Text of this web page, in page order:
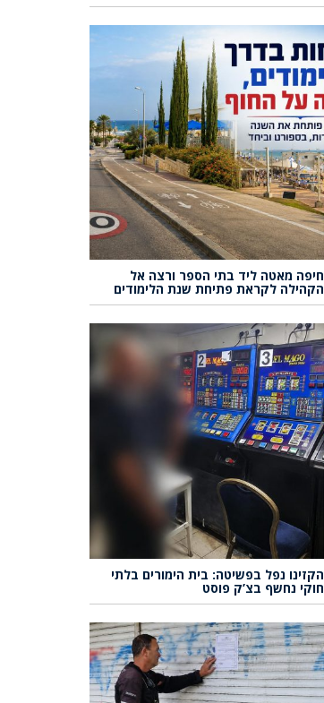
חיפה מאטה ליד בתי הספר ורצה אל
הקהילה לקראת פתיחת שנת הלימודים
הקזינו נפל בפשיטה: בית הימורים בלתי
חוקי נחשף בצ’ק פוסט